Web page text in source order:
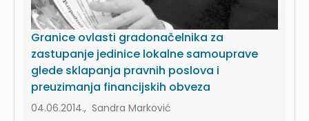
Granice ovlasti gradonačelnika za
zastupanje jedinice lokalne samouprave
glede sklapanja pravnih poslova i
preuzimanja financijskih obveza
04.06.2014., Sandra Marković